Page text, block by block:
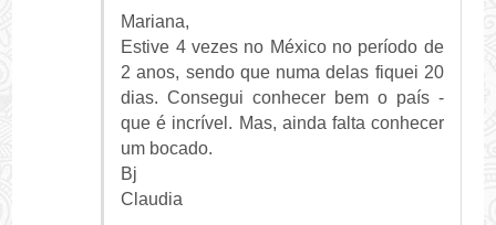
Mariana,
Estive 4 vezes no México no período de
2 anos, sendo que numa delas fiquei 20
dias. Consegui conhecer bem o país -
que é incrível. Mas, ainda falta conhecer
um bocado.
Bj
Claudia